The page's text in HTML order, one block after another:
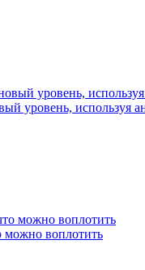
уровень, используя
можно воплотить